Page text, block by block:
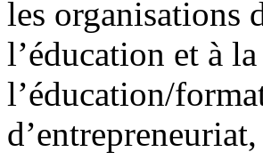
les organisations
l’éducation et à
l’éducation/